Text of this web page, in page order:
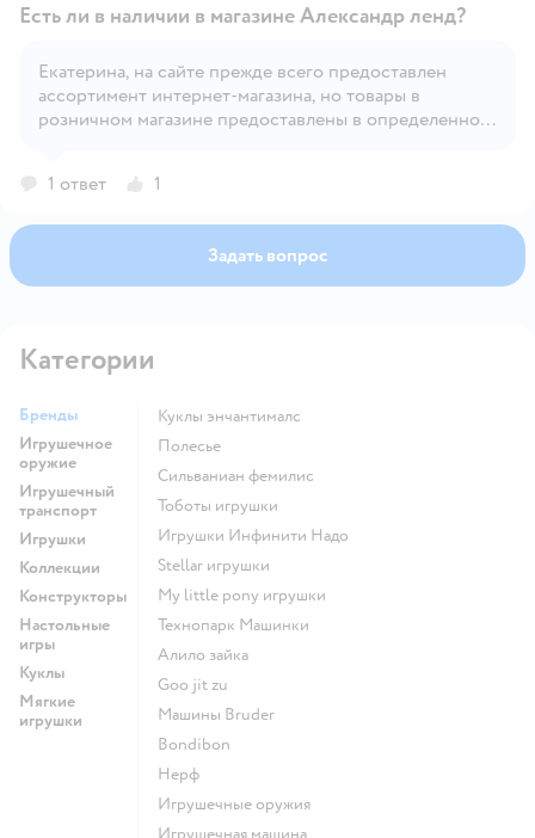
Открыть вопрос
Есть ли в наличии в магазине Александр ленд?
Екатерина, на сайте прежде всего предоставлен
ассортимент интернет-магазина, но товары в
розничном магазине предоставлены в определенном
магазина могут закончиться быстрее, поэтому точную
1 ответ 1
Задать вопрос
Категории
Бренды
Игрушечное
оружие
Игрушечный
транспорт
Игрушки
Коллекции
Конструкторы
Настольные
игры
Куклы
Мягкие
игрушки
Куклы энчантималс
Полесье
Сильваниан фемилис
Тоботы игрушки
Игрушки Инфинити Надо
Stellar игрушки
my little pony игрушки
Технопарк Машинки
Алило зайка
Goo jit zu
Машины Bruder
Bondibon
Нерф
Игрушечные оружия
Игрушечная машина